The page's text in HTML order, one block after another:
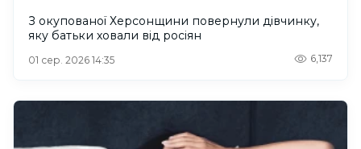
З окупованої Херсонщини повернули дівчинку,
яку батьки ховали від росіян
01 сер. 2026 14:35 6,137